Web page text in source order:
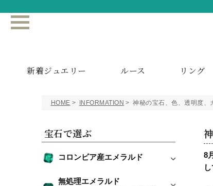
新着ジュエリー ルース リング
HOME INFORMATION 神秘の宝石、色、透明度、
宝石で選ぶ
コロンビア産エメラルド
無処理エメラルド
8